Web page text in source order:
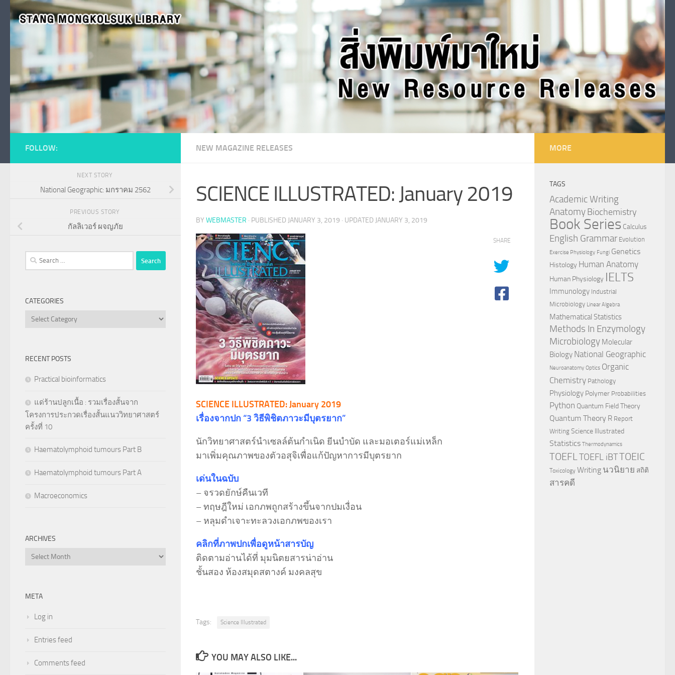
Skip to content
NEW MAGAZINE RELEASES
SCIENCE ILLUSTRATED: January 2019
BY WEBMASTER · PUBLISHED JANUARY 3, 2019 · UPDATED JANUARY 3, 2019
SCIENCE ILLUSTRATED: January 2019
เรื่องจากปก “3 วิธีพิชิตภาวะมีบุตรยาก”
นักวิทยาศาสตร์นำเซลล์ต้นกำเนิด ยีนบำบัด และมอเตอร์แม่เหล็ก
มาเพิ่มคุณภาพของตัวอสุจิเพื่อแก้ปัญหาการมีบุตรยาก
เด่นในฉบับ
– จรวดยักษ์คืนเวที
– ทฤษฎีใหม่ เอกภพถูกสร้างขึ้นจากปมเงื่อน
– หลุมดำเจาะทะลวงเอกภพของเรา
คลิกที่ภาพปกเพื่อดูหน้าสารบัญ
ติดตามอ่านได้ที่ มุมนิตยสารน่าอ่าน
ชั้นสอง ห้องสมุดสตางค์ มงคลสุข
SHARE
Tags: Science Illustrated
YOU MAY ALSO LIKE...
FOLLOW:
NEXT STORY
National Geographic: มกราคม 2562
PREVIOUS STORY
กัลลิเวอร์ ผจญภัย
Search
for:
CATEGORIES
Categories
RECENT POSTS
Practical bioinformatics
แด่ร้านปลูกเนื้อ : รวมเรื่องสั้นจาก
โครงการประกวดเรื่องสั้นแนววิทยาศาสตร์
ครั้งที่ 10
Haematolymphoid tumours Part B
Haematolymphoid tumours Part A
Macroeconomics
ARCHIVES
Archives
META
Log in
Entries feed
Comments feed
MORE
TAGS
Academic Writing
AnatomyBiochemistry
Book Series Calculus
English Grammar Evolution
Exercise Physiology Fungi Genetics
Histology Human Anatomy
Human Physiology IELTS
Immunology Industrial
Microbiology Linear Algebra
Mathematical Statistics
Methods In Enzymology
Microbiology Molecular
Biology National Geographic
Neuroanatomy Optics Organic
Chemistry Pathology
Physiology Polymer Probabilities
Python Quantum Field Theory
Quantum Theory R Report
Writing Science Illustrated
Statistics Thermodynamics
TOEFL TOEFL iBTTOEIC
Toxicology Writing นวนิยาย สถิติ
สารคดี